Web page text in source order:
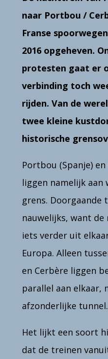
naar Portbou /
Franse
2016 opgeheven.
protesten gaat er
verbinding toch
rijden. Van de
twee kleine
historische
Portbou (Spanje)
liggen namelijk aan
grens.
nauwelijks, want de
iets verder uit
Europa. Alleen
en Cerbère liggen
parallel aan elkaar,
afzonderlijke tunnel.
Het lijkt een soort
dat de treinen